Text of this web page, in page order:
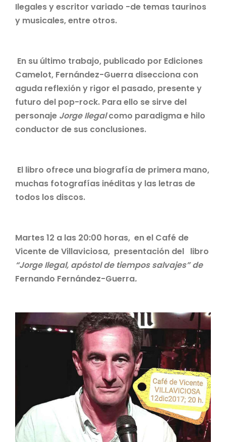
Ilegales y escritor variado -de temas taurinos
y musicales, entre otros.
En su último trabajo, publicado por Ediciones
Camelot, Fernández-Guerra disecciona con
aguda reflexión y rigor el pasado, presente y
futuro del pop-rock. Para ello se sirve del
personaje Jorge Ilegalcomo paradigma e hilo
conductor de sus conclusiones.
El libro ofrece una biografía de primera mano,
muchas fotografías inéditas y las letras de
todos los discos.
Martes 12 a las 20:00 horas, en el Café de
Vicente de Villaviciosa, presentación del libro
“Jorge Ilegal, apóstol de tiempos salvajes” de
Fernando Fernández-Guerra.